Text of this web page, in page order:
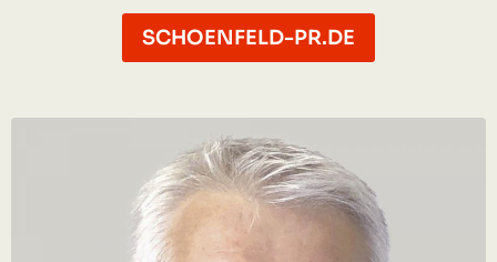
SCHOENFELD-PR.DE